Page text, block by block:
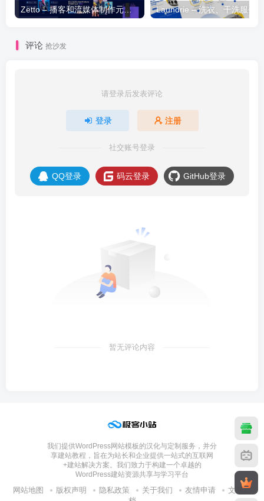
Zetto – 播客和流媒体制作元素模板套件
评论 抢沙发
请登录后发表评论
登录 注册
社交账号登录
QQ登录 码云登录 GitHub登录
暂无评论内容
我们提供WordPress网站模板的汉化与定制服务，并分
享建站教程，旨在为站长和企业提供一站式的互联网
+建站解决方案。我们致力于构建一个卓越的
WordPress建站资源共享与学习平台
网站地图 版权声明 隐私政策 关于我们 友情申请
文章归